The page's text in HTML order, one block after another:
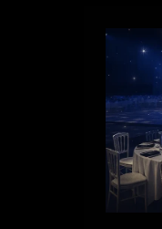
La
vérité
bullshit)